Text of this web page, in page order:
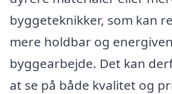
byggeteknikker, som kan
mere holdbar og
byggearbejde. Det kan
at se på både kvalitet og